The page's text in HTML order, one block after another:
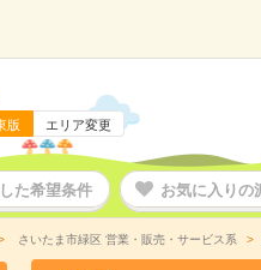
版 エリア変更
た希望条件 お気に入りの
さいたま市緑区 営業・販売・サービス系